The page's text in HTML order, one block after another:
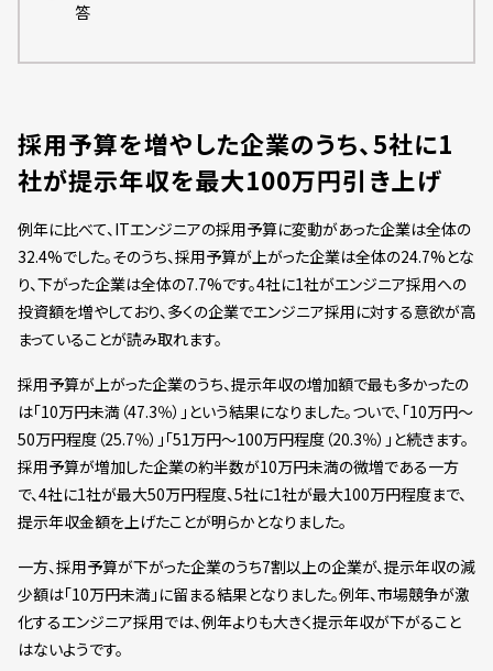
答
採用予算を増やした企業のうち、5社に1
社が提示年収を最大100万円引き上げ
例年に比べて、ITエンジニアの採用予算に変動があった企業は全体の
32.4%でした。そのうち、採用予算が上がった企業は全体の24.7%とな
り、下がった企業は全体の7.7%です。4社に1社がエンジニア採用への
投資額を増やしており、多くの企業でエンジニア採用に対する意欲が高
まっていることが読み取れます。
採用予算が上がった企業のうち、提示年収の増加額で最も多かったの
は「10万円未満（47.3％）」という結果になりました。ついで、「10万円～
50万円程度（25.7％）」「51万円～100万円程度（20.3％）」と続きます。
採用予算が増加した企業の約半数が10万円未満の微増である一方
で、4社に1社が最大50万円程度、5社に1社が最大100万円程度まで、
提示年収金額を上げたことが明らかとなりました。
一方、採用予算が下がった企業のうち7割以上の企業が、提示年収の減
少額は「10万円未満」に留まる結果となりました。例年、市場競争が激
化するエンジニア採用では、例年よりも大きく提示年収が下がること
はないようです。